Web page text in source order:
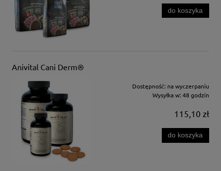
do koszyka
Anivital Cani Derm®
Dostępność: na wyczerpaniu
Wysyłka w: 48 godzin
115,10 zł
do koszyka